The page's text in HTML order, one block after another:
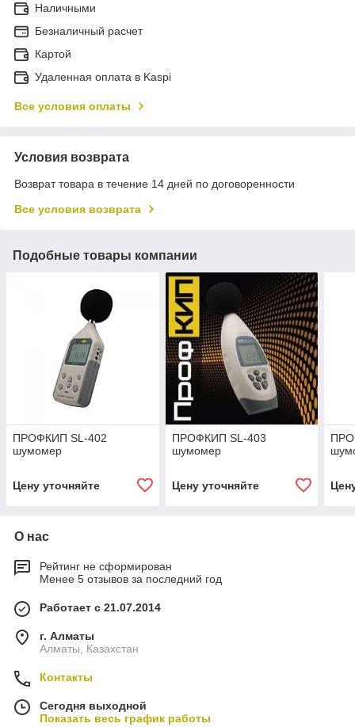
Наличными
Безналичный расчет
Картой
Удаленная оплата в Kaspi
Все условия оплаты
Условия возврата
Возврат товара в течение 14 дней по договоренности
Все условия возврата
Подобные товары компании
ПРОФКИП SL-402
шумомер
Цену уточняйте
ПРОФКИП SL-403
шумомер
Цену уточняйте
О нас
Рейтинг не сформирован
Менее 5 отзывов за последний год
Работает с 21.07.2014
г. Алматы
Алматы, Казахстан
Контакты
Сегодня выходной
Показать весь график работы